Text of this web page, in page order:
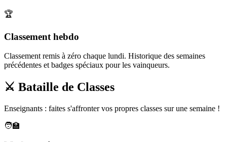
🏆
Classement hebdo
Classement remis à zéro chaque lundi. Historique des semaines
précédentes et badges spéciaux pour les vainqueurs.
⚔️ Bataille de Classes
Enseignants : faites s'affronter vos propres classes sur une semaine !
🧑‍🏫